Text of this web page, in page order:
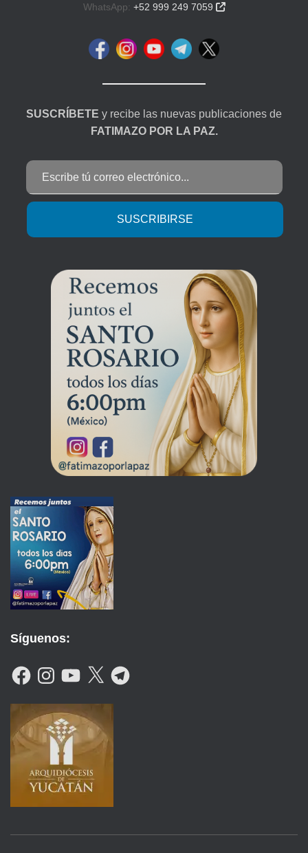
WhatsApp: +52 999 249 7059 
SUSCRÍBETE y recibe las nuevas publicaciones de
FATIMAZO POR LA PAZ.
SUSCRIBIRSE
Síguenos:
F
A
B
K
N
A
G
R
M
Y
O
U
B
E
X
T
E
G